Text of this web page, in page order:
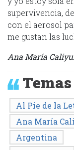
supervivencia,
con el aerosol
me gustan las
Ana María
Temas
Al Pie de la
Ana María
Argentina